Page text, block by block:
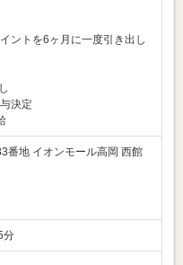
ントを6ヶ月に一度引き出し
決定
番地 イオンモール高岡 西館
分